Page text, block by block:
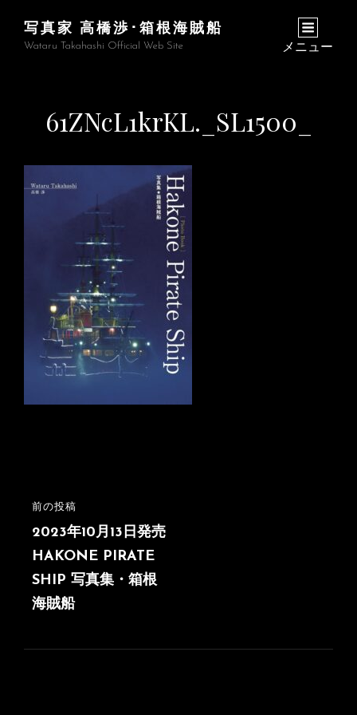
写真家 高橋渉･箱根海賊船
Wataru Takahashi Official Web Site メニュー
61ZNcL1krKL._SL1500_
投
稿
ナ
ビ
ゲ
ー
前
の
投
稿
前の投稿
2023年10月13日発売
HAKONE PIRATE
SHIP 写真集・箱根
海賊船